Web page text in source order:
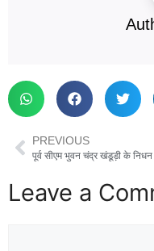
PREVIOUS
Leave a